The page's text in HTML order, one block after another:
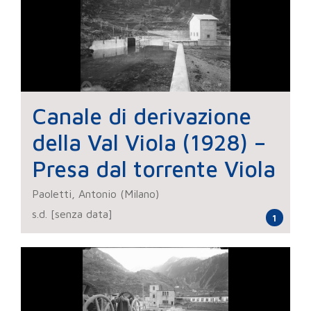
Canale di derivazione
della Val Viola (1928) –
Presa dal torrente Viola
Paoletti, Antonio (Milano)
s.d. [senza data]
1